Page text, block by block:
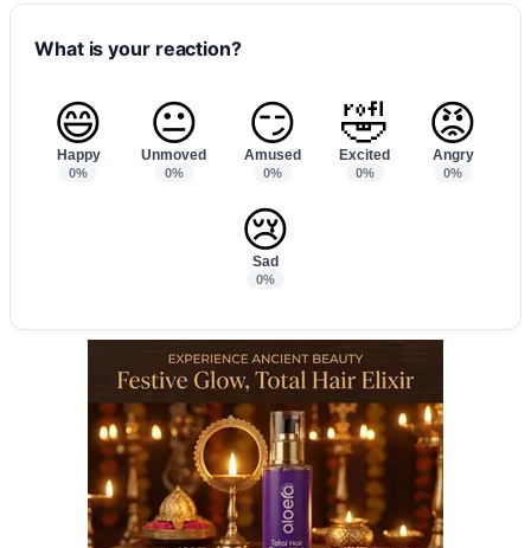
What is your reaction?
😄
Happy
0%
😐
Unmoved
0%
😏
Amused
0%
🤣
Excited
0%
😡
Angry
0%
😢
Sad
0%